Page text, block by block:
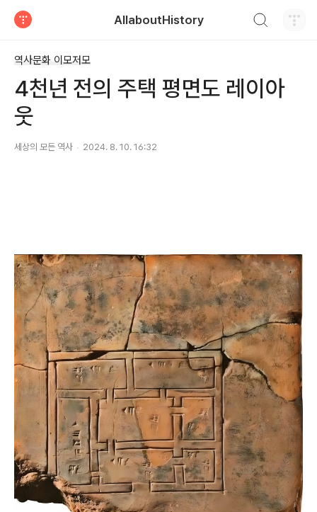
AllaboutHistory
역사문화 이모저모
4천년 전의 주택 평면도 레이아
웃
세상의 모든 역사 2024. 8. 10. 16:32